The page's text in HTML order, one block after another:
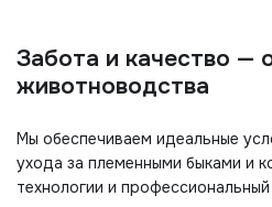
Забота и качество —
животноводства
Мы обеспечиваем идеальные
ухода за племенными быками и
технологии и